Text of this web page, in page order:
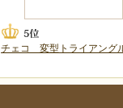
チェコ 変型トライアング